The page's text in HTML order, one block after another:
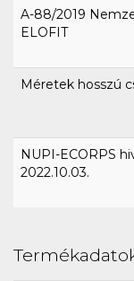
A-88/2019
ELOFIT
Méretek hosszú
NUPI-ECORPS
2022.10.03.